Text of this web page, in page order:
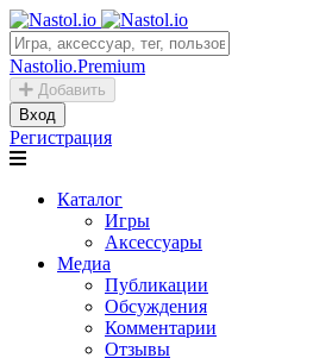
Nastolio.Premium
Добавить
Вход
Регистрация
Каталог
Игры
Аксессуары
Медиа
Публикации
Обсуждения
Комментарии
Отзывы